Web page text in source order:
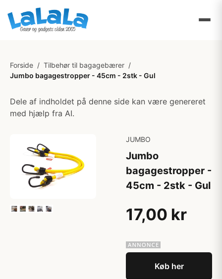
Forside / Tilbehør til bagagebærer /
Jumbo bagagestropper - 45cm - 2stk - Gul
Dele af indholdet på denne side kan være genereret
med hjælp fra AI.
JUMBO
Jumbo
bagagestropper -
45cm - 2stk - Gul
17,00 kr
Køb her